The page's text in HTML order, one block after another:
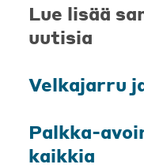
Lue lisää
uutisia
Velkajarru
Palkka-
kaikkia